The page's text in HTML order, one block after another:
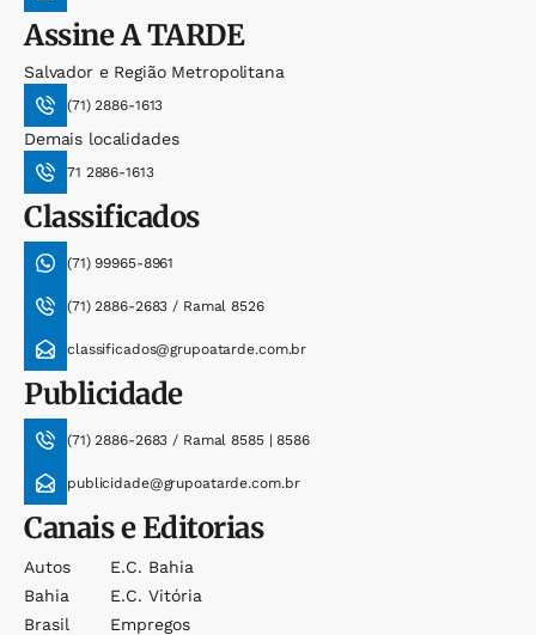
AssineA TARDE
Salvador e Região Metropolitana
(71) 2886-1613
Demais localidades
71 2886-1613
Classificados
(71) 99965-8961
(71) 2886-2683 / Ramal 8526
classificados@grupoatarde.com.br
Publicidade
(71) 2886-2683 / Ramal 8585 | 8586
publicidade@grupoatarde.com.br
Canais e Editorias
Autos
Bahia
Brasil
E.c. Bahia
E.c. Vitória
Empregos